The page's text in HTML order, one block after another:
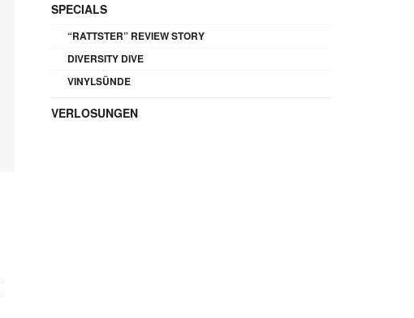
SPECIALS
“RATTSTER” REVIEW STORY
DIVERSITY DIVE
VINYLSÜNDE
VERLOSUNGEN